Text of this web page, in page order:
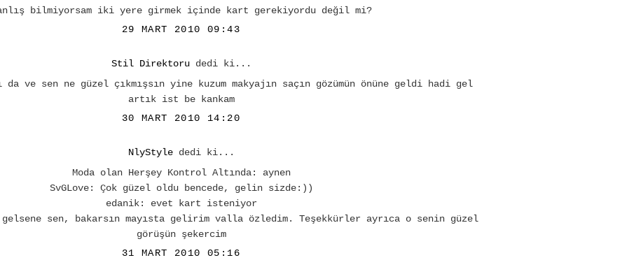
bilmiyorsam iki yere girmek içinde kart gerekiyordu değil mi?
29 MART 2010 09:43
Stil Direktorudedi ki...
ve sen ne güzel çıkmışsın yine kuzum makyajın saçın gözümün önüne geldi hadi gel
artık ist be kankam
30 MART 2010 14:20
NlyStylededi ki...
Moda olan Herşey Kontrol Altında: aynen
SvGLove: Çok güzel oldu bencede, gelin sizde:))
edanik: evet kart isteniyor
sen, bakarsın mayısta gelirim valla özledim. Teşekkürler ayrıca o senin güzel
görüşün şekercim
31 MART 2010 05:16